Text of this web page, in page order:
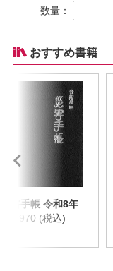
数量：
おすすめ書籍
災害手帳 令和8年
￥2,970 (税込)